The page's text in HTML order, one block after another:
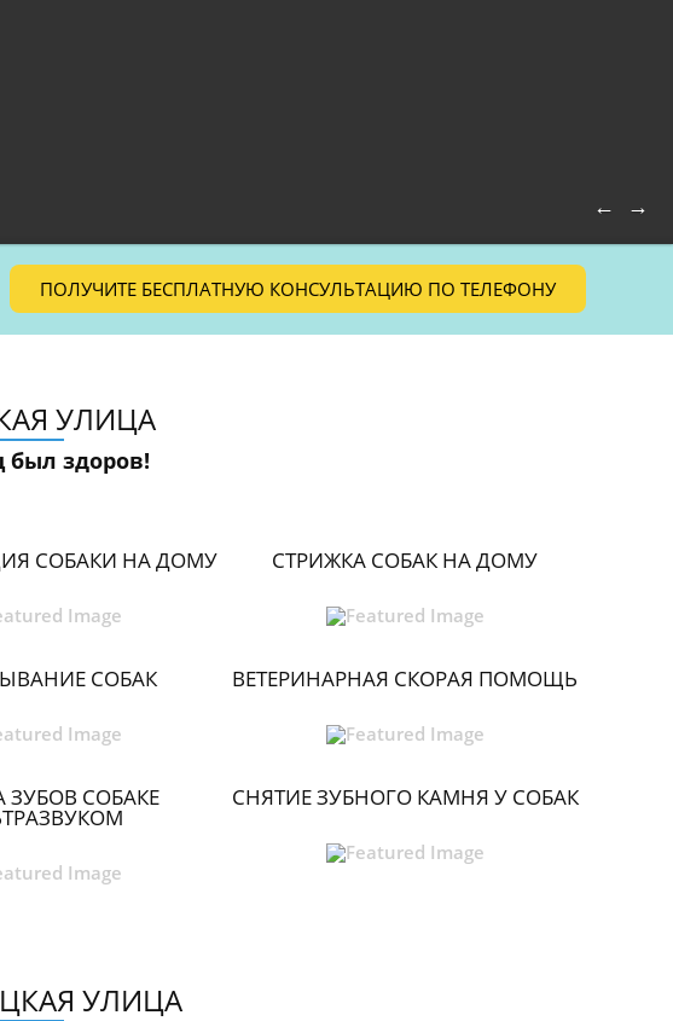
← →
ПОЛУЧИТЕ БЕСПЛАТНУЮ КОНСУЛЬТАЦИЮ ПО ТЕЛЕФОНУ
УЛИЦА
здоров!
СОБАКИ НА ДОМУ СТРИЖКА СОБАК НА ДОМУ
СОБАК ВЕТЕРИНАРНАЯ СКОРАЯ ПОМОЩЬ
ЗУБОВ СОБАКЕ СНЯТИЕ ЗУБНОГО КАМНЯ У СОБАК
УЛИЦА